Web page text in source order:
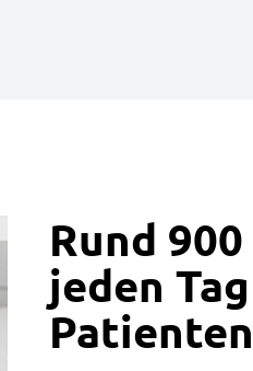
Rund
jeden
Patienten